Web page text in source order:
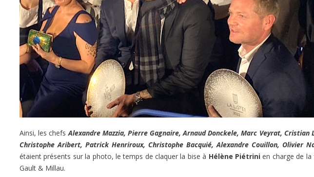
Ainsi, les chefsAlexandre Mazzia, Pierre Gagnaire, Arnaud Donckele, Marc Veyrat, Cristian
Christophe Aribert, Patrick Henriroux, Christophe Bacquié, Alexandre Couillon, Olivier
étaient présents sur la photo, le temps de claquer la bise à Hélène Piétrinien charge de la
Gault & Millau.